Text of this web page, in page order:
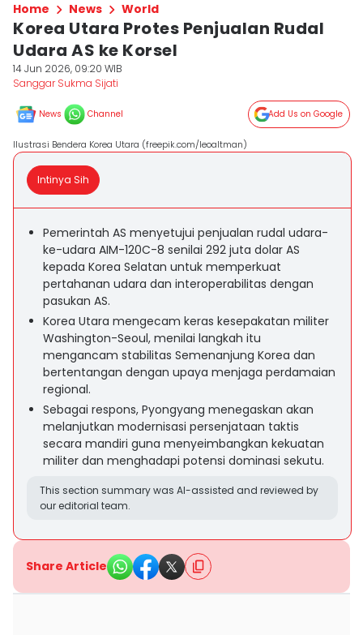
Home News World
Korea Utara Protes Penjualan Rudal
Udara AS ke Korsel
14 Jun 2026, 09:20 WIB
Sanggar Sukma Sijati
News Channel Add Us on Google
Ilustrasi Bendera Korea Utara (freepik.com/leoaltman)
Intinya Sih
Pemerintah AS menyetujui penjualan rudal udara-
ke-udara AIM-120C-8 senilai 292 juta dolar AS
kepada Korea Selatan untuk memperkuat
pertahanan udara dan interoperabilitas dengan
pasukan AS.
Korea Utara mengecam keras kesepakatan militer
Washington-Seoul, menilai langkah itu
mengancam stabilitas Semenanjung Korea dan
bertentangan dengan upaya menjaga perdamaian
regional.
Sebagai respons, Pyongyang menegaskan akan
melanjutkan modernisasi persenjataan taktis
secara mandiri guna menyeimbangkan kekuatan
militer dan menghadapi potensi dominasi sekutu.
This section summary was AI-assisted and reviewed by
our editorial team.
Share Article